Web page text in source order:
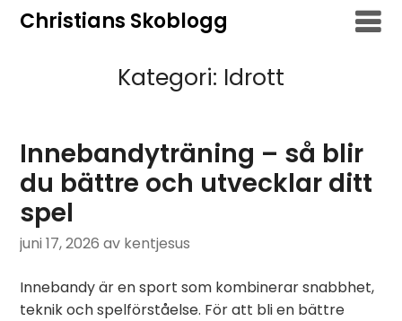
HoppaChristians Skoblogg
Kategori: Idrott
Innebandyträning – så blir
du bättre och utvecklar ditt
spel
juni 17, 2026 av kentjesus
Innebandy är en sport som kombinerar snabbhet,
teknik och spelförståelse. För att bli en bättre